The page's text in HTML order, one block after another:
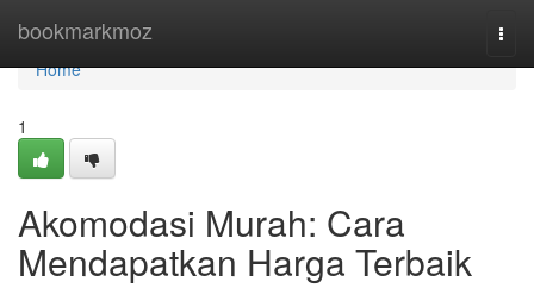
bookmarkmoz
Home
Home
1
Akomodasi Murah: Cara
Mendapatkan Harga Terbaik